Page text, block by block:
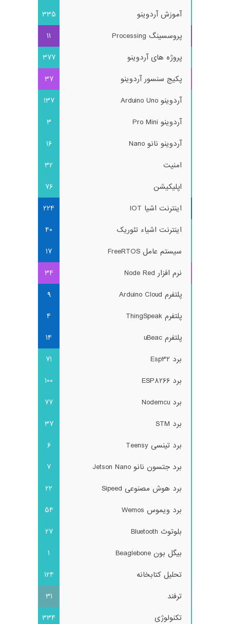
آموزش آردوینو
335
پروسسینگ Processing
11
پروژه های آردوینو
377
پکیج سنسور آردوینو
37
آردوینو Arduino Uno
137
آردوینو Pro Mini
3
آردوینو نانو Nano
16
امنیت
32
اپلیکیشن
76
اینترنت اشیا IOT
224
اینترنت اشیاء تئوریک
40
سیستم عامل FreeRTOS
17
نرم افزار Node Red
34
پلتفرم Arduino Cloud
9
پلتفرم ThingSpeak
4
پلتفرم uBeac
14
برد Esp32
71
برد ESP8266
100
برد Nodemcu
77
برد STM
37
برد تینسی Teensy
6
برد جتسون نانو Jetson Nano
7
برد هوش مصنوعی Sipeed
22
برد ویموس Wemos
54
بلوتوث Bluetooth
27
بیگل بون Beaglebone
1
تحلیل کتابخانه
124
ترفند
31
تکنولوژی
334